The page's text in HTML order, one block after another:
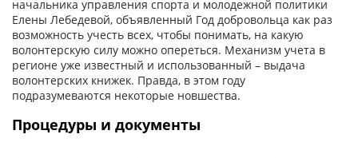
начальника управления спорта и молодежной политики
Елены Лебедевой, объявленный Год добровольца как раз
возможность учесть всех, чтобы понимать, на какую
волонтерскую силу можно опереться. Механизм учета в
регионе уже известный и использованный – выдача
волонтерских книжек. Правда, в этом году
подразумеваются некоторые новшества.
Процедуры и документы